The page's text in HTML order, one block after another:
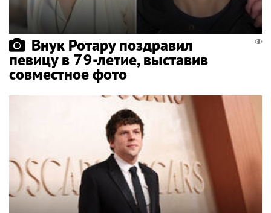
Внук Ротару поздравил
певицу в 79-летие, выставив
совместное фото